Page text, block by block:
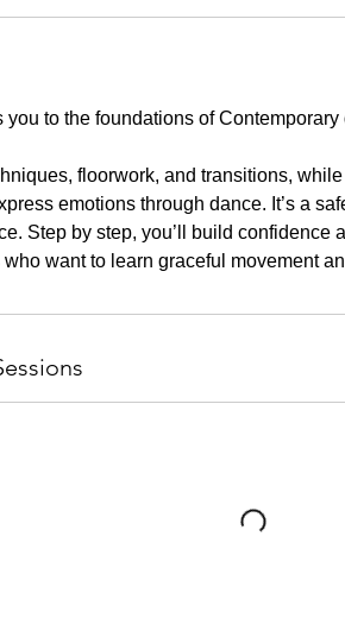
you to the foundations of
floorwork, and transitions,
emotions through dance. It’s a
Step by step, you’ll build confidence
want to learn graceful movement